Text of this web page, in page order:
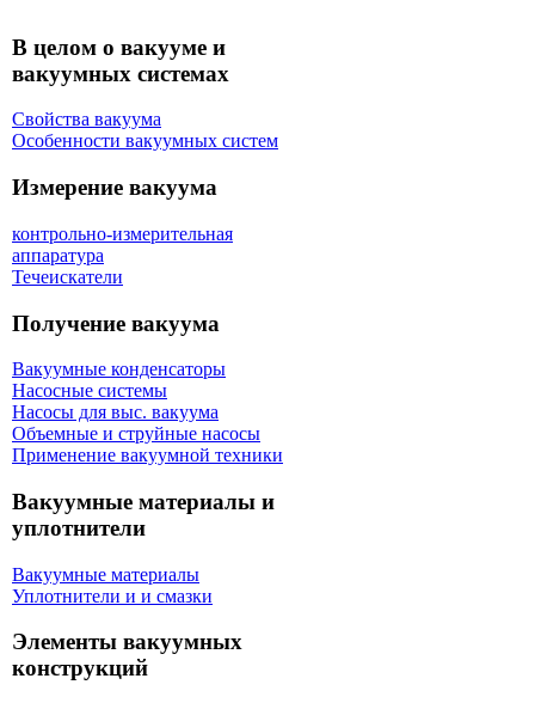
В целом о вакууме и
вакуумных системах
Свойства вакуума
Особенности вакуумных систем
Измерение вакуума
контрольно-измерительная
аппаратура
Течеискатели
Получение вакуума
Вакуумные конденсаторы
Насосные системы
Насосы для выс. вакуума
Объемные и струйные насосы
Применение вакуумной техники
Вакуумные материалы и
уплотнители
Вакуумные материалы
Уплотнители и и смазки
Элементы вакуумных
конструкций